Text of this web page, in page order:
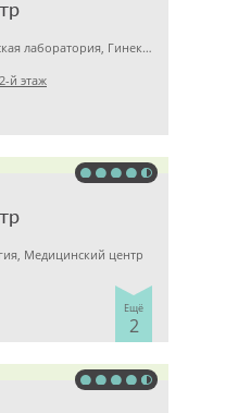
Детская клиника, Медицинская лаборатория, Гинекология
й этаж
Медицинский центр
Ещё
2